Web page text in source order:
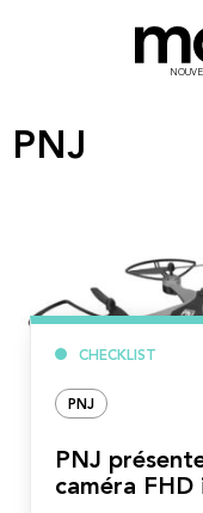
PNJ
CHECKLIST
PNJ
PNJ
caméra